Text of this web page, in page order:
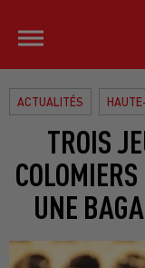
ACTUALITÉS
TROIS
UNE